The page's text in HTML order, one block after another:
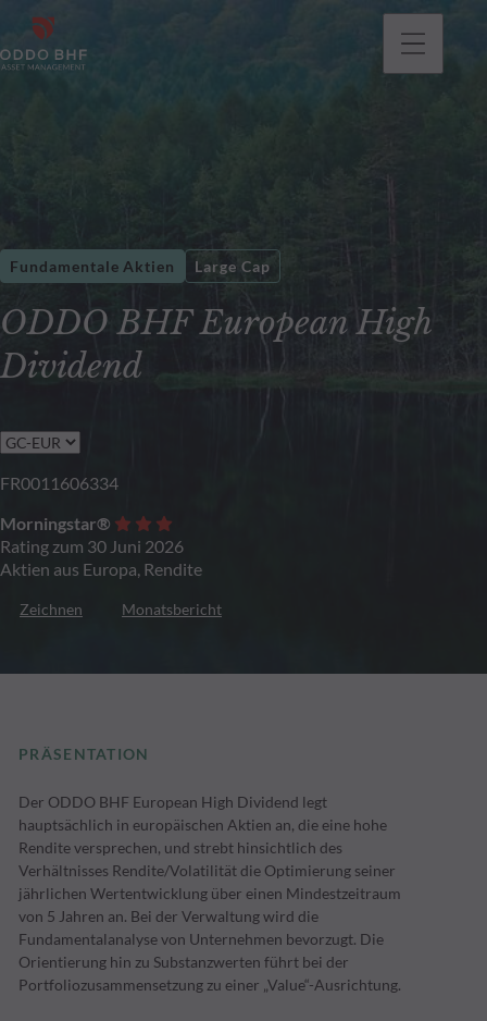
ODDO BHF European High
Dividend
Fundamentale Aktien Large Cap
FR0011606334
Morningstar®
Rating zum 30 Juni 2026
Aktien aus Europa, Rendite
Zeichnen Monatsbericht
PRÄSENTATION
Der ODDO BHF European High Dividend legt
hauptsächlich in europäischen Aktien an, die eine hohe
Rendite versprechen, und strebt hinsichtlich des
Verhältnisses Rendite/Volatilität die Optimierung seiner
jährlichen Wertentwicklung über einen Mindestzeitraum
von 5 Jahren an. Bei der Verwaltung wird die
Fundamentalanalyse von Unternehmen bevorzugt. Die
Orientierung hin zu Substanzwerten führt bei der
Portfoliozusammensetzung zu einer „Value“-Ausrichtung.